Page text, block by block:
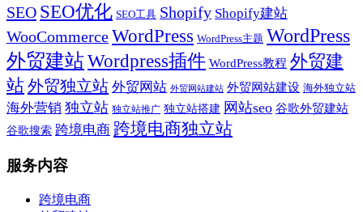
SEO SEO优化 SEO工具 Shopify Shopify建站
WooCommerceWordPress WordPress主题 WordPress
外贸建站Wordpress插件 WordPress教程 外贸建
站外贸独立站 外贸网站 外贸网站建站 外贸网站建设 海外独立站
海外营销 独立站 独立站推广 独立站搭建 网站seo 谷歌外贸建站
谷歌搜索 跨境电商 跨境电商独立站
服务内容
跨境电商